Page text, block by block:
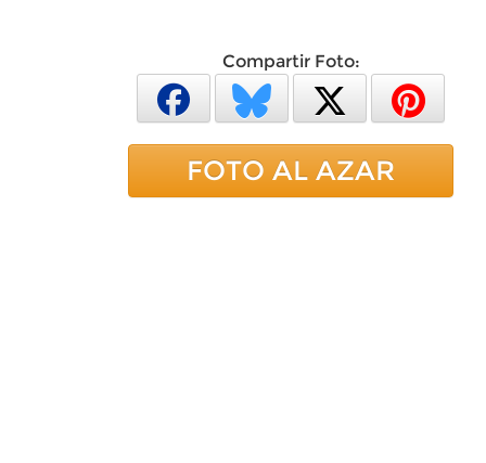
Compartir Foto:
FOTO AL AZAR